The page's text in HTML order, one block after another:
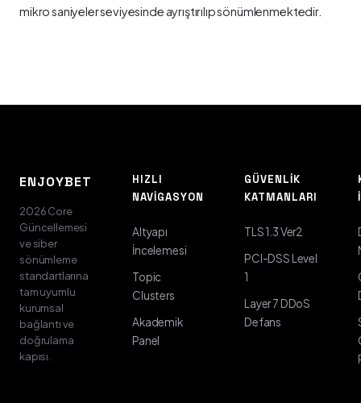
mikro saniyeler seviyesinde ayrıştırılıp sönümlenmektedir.
ENJOYBET
2026 Core
Güncellemesi
ve siber
sönümleme
standartlarına
tam uyumlu
kurumsal
bağlantı ve
doğrulama
kapısı.
HIZLI
NAVIGASYON
Altyapı
İncelemesi
Topic
Clusters
Akademik
Panel
GÜVENLIK
KATMANLARI
TLS 1.3 Ver2
PCI-DSS Level
1
Layer 7 DDoS
Defans